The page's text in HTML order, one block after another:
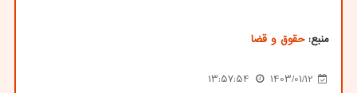
منبع:حقوق و قضا
1403/01/12
13:57:54